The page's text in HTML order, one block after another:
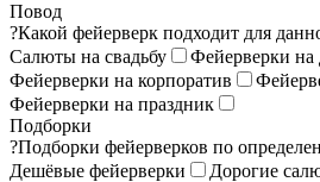
Повод
?Какой фейерверк подходит для
Салюты на свадьбу
Фейерверки на
Фейерверки на корпоратив
Фейерверки на праздник
Подборки
?Подборки фейерверков по
Дешёвые фейерверки
Дорогие